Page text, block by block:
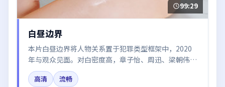
99:29
白昼边界
本片白昼边界将人物关系置于犯罪类型框架中，2020
年与观众见面。对白密度高，章子怡、周迅、梁朝伟的
台词节奏值得关注；整体气质偏中国大陆都市与冷色调
摄影。
高清
流畅